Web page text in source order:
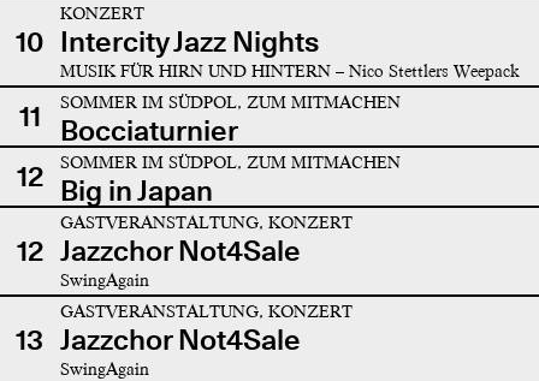
10
KONZERT
Intercity Jazz Nights
MUSIK FÜR HIRN UND HINTERN – Nico Stettlers Weepack
11 SOMMER IM SÜDPOL, ZUM MITMACHEN
Bocciaturnier
12
SOMMER IM SÜDPOL, ZUM MITMACHEN
Big in Japan
12
GASTVERANSTALTUNG, KONZERT
Jazzchor Not4Sale
SwingAgain
13
GASTVERANSTALTUNG, KONZERT
Jazzchor Not4Sale
SwingAgain